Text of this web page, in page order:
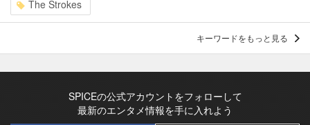
The Strokes
キーワードをもっと見る
SPICEの公式アカウントをフォローして
最新のエンタメ情報を手に入れよう